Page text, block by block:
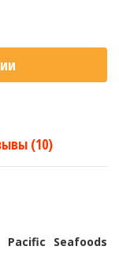
(10)
Pacific Seafoods